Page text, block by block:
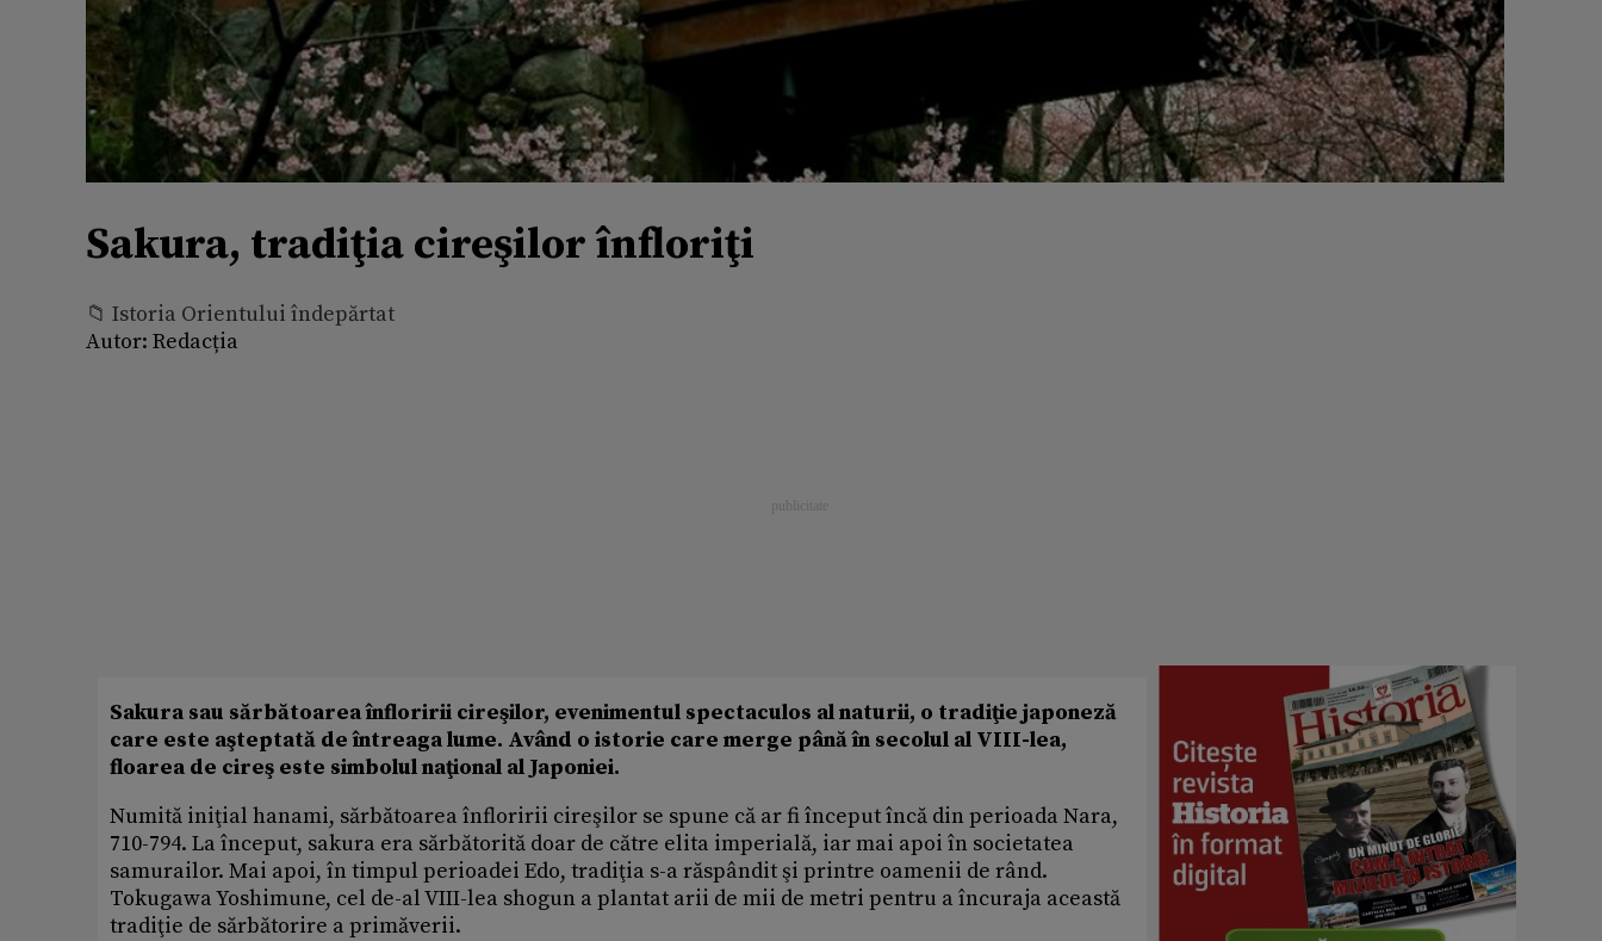
Sakura, tradiţia cireşilor înfloriţi
📁 Istoria Orientului îndepărtat
Autor: Redacția
Sakura sau sărbătoarea înfloririi cireşilor, evenimentul spectaculos al naturii, o tradiţie japoneză
care este aşteptată de întreaga lume. Având o istorie care merge până în secolul al VIII-lea,
floarea de cireş este simbolul naţional al Japoniei.
Numită iniţial hanami, sărbătoarea înfloririi cireşilor se spune că ar fi început încă din perioada Nara,
710-794. La început, sakura era sărbătorită doar de către elita imperială, iar mai apoi în societatea
samurailor. Mai apoi, în timpul perioadei Edo, tradiţia s-a răspândit şi printre oamenii de rând.
Tokugawa Yoshimune, cel de-al VIII-lea shogun a plantat arii de mii de metri pentru a încuraja această
tradiţie de sărbătorire a primăverii.